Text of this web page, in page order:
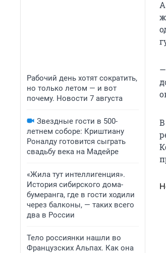
Рабочий день хотят сократить,
но только летом — и вот
почему. Новости 7 августа
Звездные гости в 500-
летнем соборе: Криштиану
Роналду готовится сыграть
свадьбу века на Мадейре
«Жила тут интеллигенция».
История сибирского дома-
бумеранга, где в гости ходили
через балконы, — таких всего
два в России
Тело россиянки нашли во
Французских Альпах. Как она
В